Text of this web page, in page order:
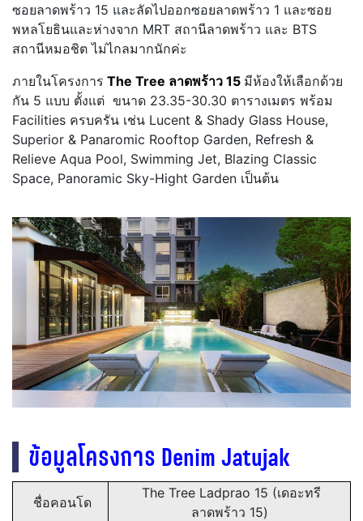
ซอยลาดพร้าว 15 และลัดไปออกซอยลาดพร้าว 1 และซอย
พหลโยธินและห่างจาก MRT สถานีลาดพร้าว และ BTS
สถานีหมอชิต ไม่ไกลมากนักค่ะ
ภายในโครงการ The Tree ลาดพร้าว 15 มีห้องให้เลือกด้วย
กัน 5 แบบ ตั้งแต่ ขนาด 23.35-30.30 ตารางเมตร พร้อม
Facilities ครบครัน เช่น Lucent & Shady Glass House,
Superior & Panaromic Rooftop Garden, Refresh &
Relieve Aqua Pool, Swimming Jet, Blazing Classic
Space, Panoramic Sky-Hight Garden เป็นต้น
ข้อมูลโครงการ Denim Jatujak
ชื่อคอนโด
The Tree Ladprao 15 (เดอะทรี
ลาดพร้าว 15)